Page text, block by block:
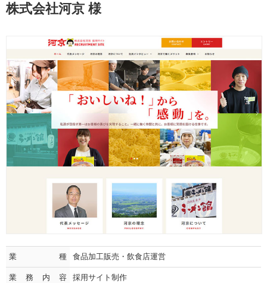
株式会社河京 様
業種 食品加工販売・飲食店運営
業務内容 採用サイト制作